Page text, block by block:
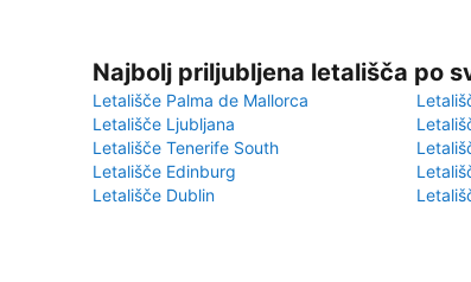
Najbolj priljubljena letališča po
Letališče Palma de Mallorca
Letališče Ljubljana
Letališče Tenerife South
Letališče Edinburg
Letališče Dublin